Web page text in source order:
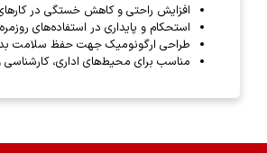
افزایش راحتی و کاهش خستگی در
استحکام و پایداری در استفاده‌های روزمره
طراحی ارگونومیک جهت حفظ سلامت
مناسب برای محیط‌های اداری، کارشناسی